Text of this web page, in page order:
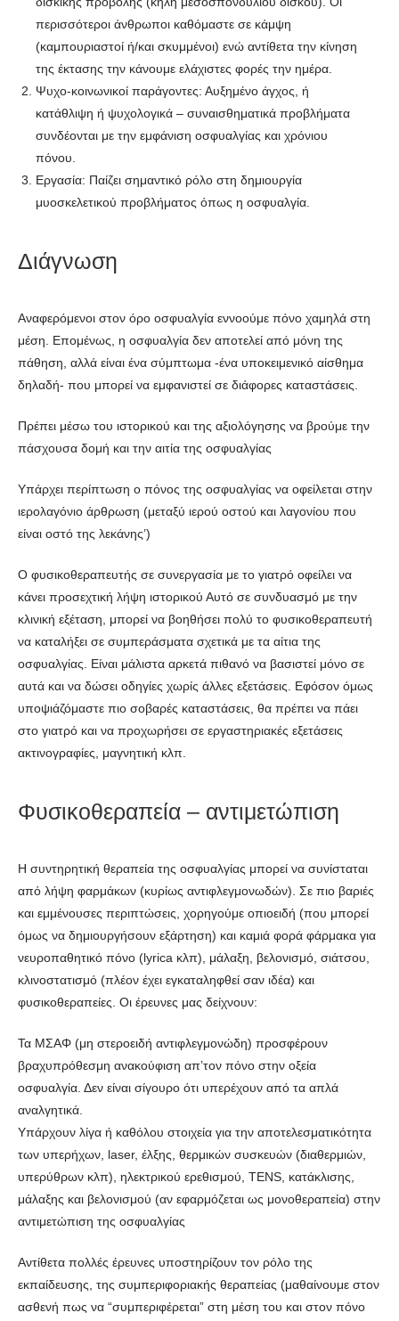
περισσότεροι άνθρωποι καθόμαστε σε κάμψη
(καμπουριαστοί ή/και σκυμμένοι) ενώ αντίθετα την κίνηση
της έκτασης την κάνουμε ελάχιστες φορές την ημέρα.
Ψυχο-κοινωνικοί παράγοντες: Αυξημένο άγχος, ή
κατάθλιψη ή ψυχολογικά – συναισθηματικά προβλήματα
συνδέονται με την εμφάνιση οσφυαλγίας και χρόνιου
πόνου.
Εργασία: Παίζει σημαντικό ρόλο στη δημιουργία
μυοσκελετικού προβλήματος όπως η οσφυαλγία.
Διάγνωση
Αναφερόμενοι στον όρο οσφυαλγία εννοούμε πόνο χαμηλά στη
μέση. Επομένως, η οσφυαλγία δεν αποτελεί από μόνη της
πάθηση, αλλά είναι ένα σύμπτωμα -ένα υποκειμενικό αίσθημα
δηλαδή- που μπορεί να εμφανιστεί σε διάφορες καταστάσεις.
Πρέπει μέσω του ιστορικού και της αξιολόγησης να βρούμε την
πάσχουσα δομή και την αιτία της οσφυαλγίας
Υπάρχει περίπτωση ο πόνος της οσφυαλγίας να οφείλεται στην
ιερολαγόνιο άρθρωση (μεταξύ ιερού οστού και λαγονίου που
είναι οστό της λεκάνης’)
Ο φυσικοθεραπευτής σε συνεργασία με το γιατρό οφείλει να
κάνει προσεχτική λήψη ιστορικού Αυτό σε συνδυασμό με την
κλινική εξέταση, μπορεί να βοηθήσει πολύ το φυσικοθεραπευτή
να καταλήξει σε συμπεράσματα σχετικά με τα αίτια της
οσφυαλγίας. Είναι μάλιστα αρκετά πιθανό να βασιστεί μόνο σε
αυτά και να δώσει οδηγίες χωρίς άλλες εξετάσεις. Εφόσον όμως
υποψιάζόμαστε πιο σοβαρές καταστάσεις, θα πρέπει να πάει
στο γιατρό και να προχωρήσει σε εργαστηριακές εξετάσεις
ακτινογραφίες, μαγνητική κλπ.
Φυσικοθεραπεία – αντιμετώπιση
Η συντηρητική θεραπεία της οσφυαλγίας μπορεί να συνίσταται
από λήψη φαρμάκων (κυρίως αντιφλεγμονωδών). Σε πιο βαριές
και εμμένουσες περιπτώσεις, χορηγούμε οπιοειδή (που μπορεί
όμως να δημιουργήσουν εξάρτηση) και καμιά φορά φάρμακα για
νευροπαθητικό πόνο (lyrica κλπ), μάλαξη, βελονισμό, σιάτσου,
κλινοστατισμό (πλέον έχει εγκαταληφθεί σαν ιδέα) και
φυσικοθεραπείες. Οι έρευνες μας δείχνουν:
Τα ΜΣΑΦ (μη στεροειδή αντιφλεγμονώδη) προσφέρουν
βραχυπρόθεσμη ανακούφιση απ’τον πόνο στην οξεία
οσφυαλγία. Δεν είναι σίγουρο ότι υπερέχουν από τα απλά
αναλγητικά.
Υπάρχουν λίγα ή καθόλου στοιχεία για την αποτελεσματικότητα
των υπερήχων, laser, έλξης, θερμικών συσκευών (διαθερμιών,
υπερύθρων κλπ), ηλεκτρικού ερεθισμού, TENS, κατάκλισης,
μάλαξης και βελονισμού (αν εφαρμόζεται ως μονοθεραπεία) στην
αντιμετώπιση της οσφυαλγίας
Αντίθετα πολλές έρευνες υποστηρίζουν τον ρόλο της
εκπαίδευσης, της συμπεριφοριακής θεραπείας (μαθαίνουμε στον
ασθενή πως να “συμπεριφέρεται” στη μέση του και στον πόνο